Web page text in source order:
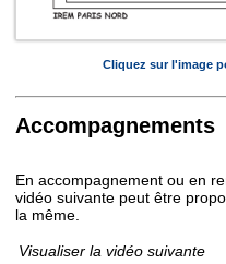
Cliquez sur l'image
Accompagnements
En accompagnement ou en
vidéo suivante peut être
la même.
Visualiser la vidéo suivante